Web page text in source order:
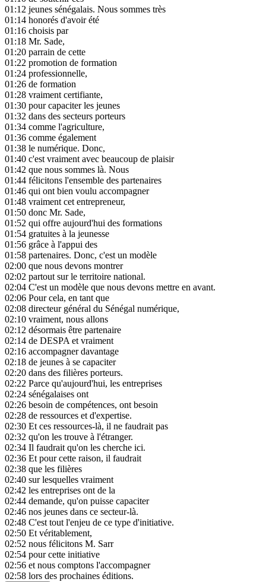
01:12 jeunes sénégalais. Nous sommes très
01:14 honorés d'avoir été
01:16 choisis par
01:18 Mr. Sade,
01:20 parrain de cette
01:22 promotion de formation
01:24 professionnelle,
01:26 de formation
01:28 vraiment certifiante,
01:30 pour capaciter les jeunes
01:32 dans des secteurs porteurs
01:34 comme l'agriculture,
01:36 comme également
01:38 le numérique. Donc,
01:40 c'est vraiment avec beaucoup de plaisir
01:42 que nous sommes là. Nous
01:44 félicitons l'ensemble des partenaires
01:46 qui ont bien voulu accompagner
01:48 vraiment cet entrepreneur,
01:50 donc Mr. Sade,
01:52 qui offre aujourd'hui des formations
01:54 gratuites à la jeunesse
01:56 grâce à l'appui des
01:58 partenaires. Donc, c'est un modèle
02:00 que nous devons montrer
02:02 partout sur le territoire national.
02:04 C'est un modèle que nous devons mettre en avant.
02:06 Pour cela, en tant que
02:08 directeur général du Sénégal numérique,
02:10 vraiment, nous allons
02:12 désormais être partenaire
02:14 de DESPA et vraiment
02:16 accompagner davantage
02:18 de jeunes à se capaciter
02:20 dans des filières porteurs.
02:22 Parce qu'aujourd'hui, les entreprises
02:24 sénégalaises ont
02:26 besoin de compétences, ont besoin
02:28 de ressources et d'expertise.
02:30 Et ces ressources-là, il ne faudrait pas
02:32 qu'on les trouve à l'étranger.
02:34 Il faudrait qu'on les cherche ici.
02:36 Et pour cette raison, il faudrait
02:38 que les filières
02:40 sur lesquelles vraiment
02:42 les entreprises ont de la
02:44 demande, qu'on puisse capaciter
02:46 nos jeunes dans ce secteur-là.
02:48 C'est tout l'enjeu de ce type d'initiative.
02:50 Et véritablement,
02:52 nous félicitons M. Sarr
02:54 pour cette initiative
02:56 et nous comptons l'accompagner
02:58 lors des prochaines éditions.